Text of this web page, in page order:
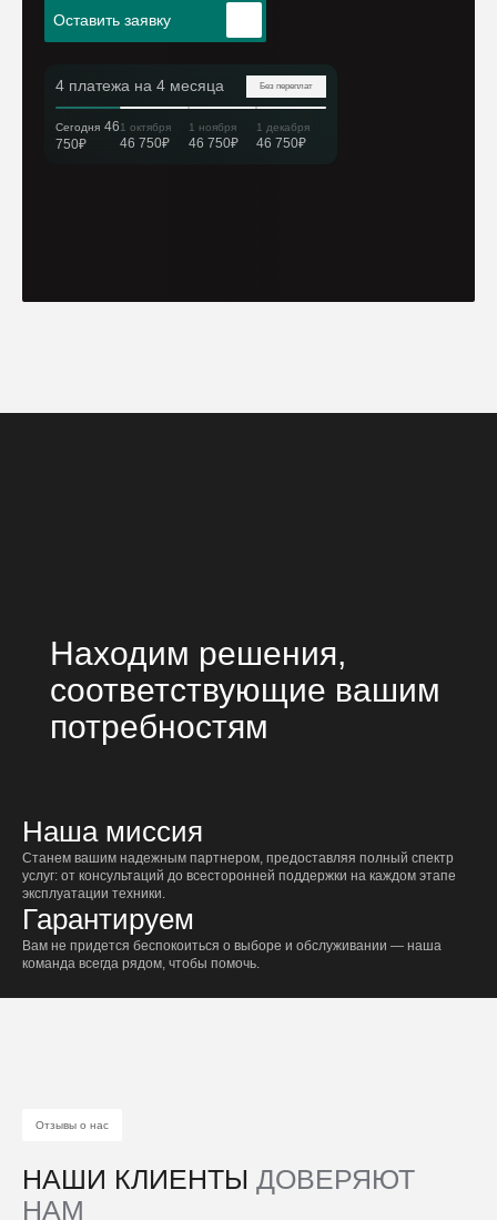
Оставить заявку
4 платежа на 4 месяца Без переплат
Сегодня 46
750₽
1 октября
46 750₽
1 ноября
46 750₽
1 декабря
46 750₽
Наша миссия
Станем вашим надежным партнером, предоставляя полный спектр
услуг: от консультаций до всесторонней поддержки на каждом этапе
эксплуатации техники.
Гарантируем
Вам не придется беспокоиться о выборе и обслуживании — наша
команда всегда рядом, чтобы помочь.
Находим решения,
соответствующие вашим
потребностям
Отзывы о нас
НАШИ КЛИЕНТЫ ДОВЕРЯЮТ
НАМ